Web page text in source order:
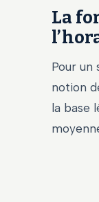
La
Pour un
notion
la base